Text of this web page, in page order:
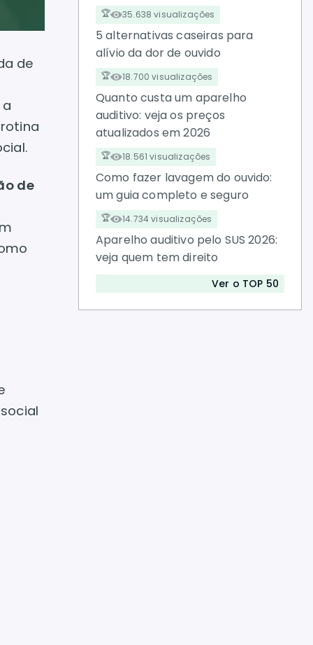
de
de
35.638 visualizações
5 alternativas caseiras para
alívio da dor de ouvido
18.700 visualizações
Quanto custa um aparelho
auditivo: veja os preços
atualizados em 2026
18.561 visualizações
Como fazer lavagem do ouvido:
um guia completo e seguro
14.734 visualizações
Aparelho auditivo pelo SUS 2026:
veja quem tem direito
Ver o TOP 50